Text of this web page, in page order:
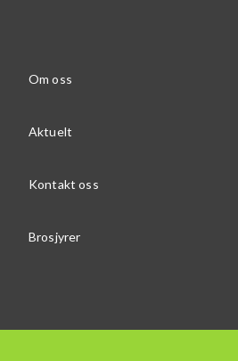
Om oss
Aktuelt
Kontakt oss
Brosjyrer